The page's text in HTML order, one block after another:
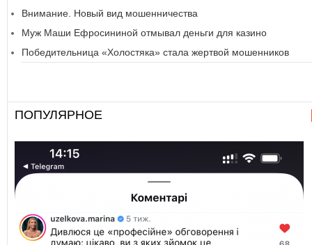
Внимание. Новый вид мошенничества
Муж Маши Ефросининой отмывал деньги для казино
Победительница «Холостяка» стала жертвой мошенников
ПОПУЛЯРНОЕ